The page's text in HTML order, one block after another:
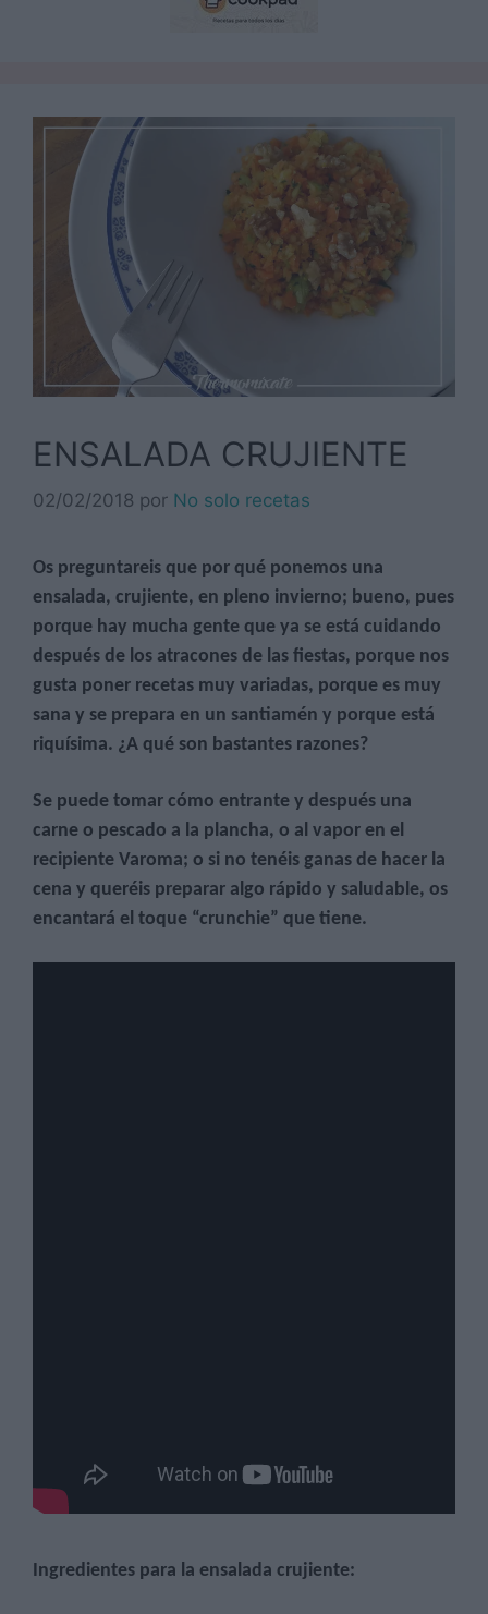
ENSALADA CRUJIENTE
02/02/2018 por No solo recetas
Os preguntareis que por qué ponemos una
ensalada, crujiente, en pleno invierno; bueno, pues
porque hay mucha gente que ya se está cuidando
después de los atracones de las fiestas, porque nos
gusta poner recetas muy variadas, porque es muy
sana y se prepara en un santiamén y porque está
riquísima. ¿A qué son bastantes razones?
Se puede tomar cómo entrante y después una
carne o pescado a la plancha, o al vapor en el
recipiente Varoma; o si no tenéis ganas de hacer la
cena y queréis preparar algo rápido y saludable, os
encantará el toque “crunchie” que tiene.
Ingredientes para la ensalada crujiente: